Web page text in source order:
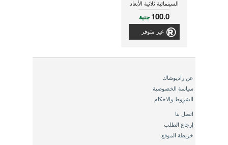
السينمائية ثلاثية الأبعاد
(عدد 4 قطع ملونة)
100.0 جنية
غير متوفر
عن راديوشاك
سياسة الخصوصية
الشروط والاحكام
اتصل بنا
إرجاع الطلب
خريطة الموقع